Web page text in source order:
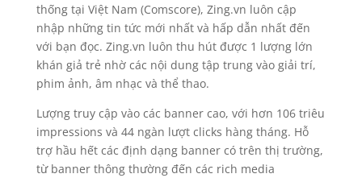
thống tại Việt Nam (Comscore), Zing.vn luôn cập
nhập những tin tức mới nhất và hấp dẫn nhất đến
với bạn đọc. Zing.vn luôn thu hút được 1 lượng lớn
khán giả trẻ nhờ các nội dung tập trung vào giải trí,
phim ảnh, âm nhạc và thể thao.
Lượng truy cập vào các banner cao, với hơn 106 triêu
impressions và 44 ngàn lượt clicks hàng tháng. Hỗ
trợ hầu hết các định dạng banner có trên thị trường,
từ banner thông thường đến các rich media